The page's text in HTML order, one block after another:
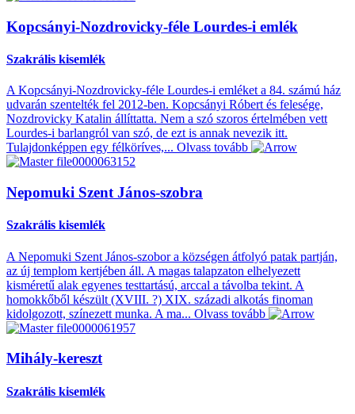
Kopcsányi-Nozdrovicky-féle Lourdes-i emlék
Szakrális kisemlék
A Kopcsányi-Nozdrovicky-féle Lourdes-i emléket a 84. számú ház
udvarán szentelték fel 2012-ben. Kopcsányi Róbert és felesége,
Nozdrovicky Katalin állíttatta. Nem a szó szoros értelmében vett
Lourdes-i barlangról van szó, de ezt is annak nevezik itt.
Tulajdonképpen egy félköríves,... Olvass tovább
Nepomuki Szent János-szobra
Szakrális kisemlék
A Nepomuki Szent János-szobor a községen átfolyó patak partján,
az új templom kertjében áll. A magas talapzaton elhelyezett
kisméretű alak egyenes testtartású, arccal a távolba tekint. A
homokkőből készült (XVIII. ?) XIX. századi alkotás finoman
kidolgozott, színezett munka. A ma... Olvass tovább
Mihály-kereszt
Szakrális kisemlék